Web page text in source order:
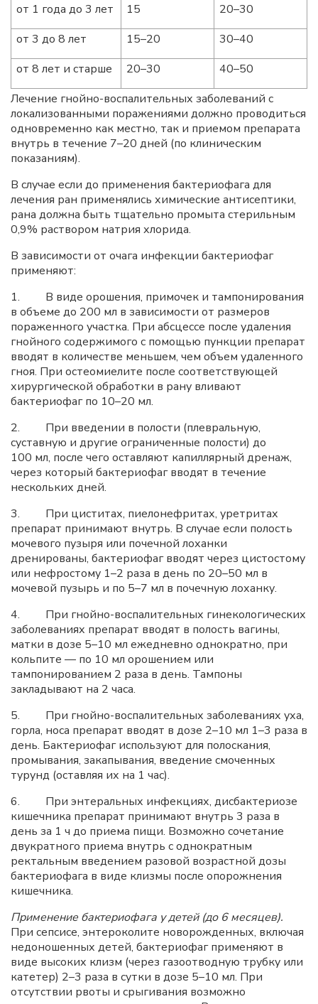
от 1 года до 3 лет 15
20–30
от 3 до 8 лет
15–20
30–40
от 8 лет и старше
20–30
40–50
Лечение гнойно-воспалительных заболеваний с
локализованными поражениями должно проводиться
одновременно как местно, так и приемом препарата
внутрь в течение 7–20 дней (по клиническим
показаниям).
В случае если до применения бактериофага для
лечения ран применялись химические антисептики,
рана должна быть тщательно промыта стерильным
0,9% раствором натрия хлорида.
В зависимости от очага инфекции бактериофаг
применяют:
1. В виде орошения, примочек и тампонирования
в объеме до 200 мл в зависимости от размеров
пораженного участка. При абсцессе после удаления
гнойного содержимого с помощью пункции препарат
вводят в количестве меньшем, чем объем удаленного
гноя. При остеомиелите после соответствующей
хирургической обработки в рану вливают
бактериофаг по 10–20 мл.
2. При введении в полости (плевральную,
суставную и другие ограниченные полости) до
100 мл, после чего оставляют капиллярный дренаж,
через который бактериофаг вводят в течение
нескольких дней.
3. При циститах, пиелонефритах, уретритах
препарат принимают внутрь. В случае если полость
мочевого пузыря или почечной лоханки
дренированы, бактериофаг вводят через цистостому
или нефростому 1–2 раза в день по 20–50 мл в
мочевой пузырь и по 5–7 мл в почечную лоханку.
4. При гнойно-воспалительных гинекологических
заболеваниях препарат вводят в полость вагины,
матки в дозе 5–10 мл ежедневно однократно, при
кольпите — по 10 мл орошением или
тампонированием 2 раза в день. Тампоны
закладывают на 2 часа.
5. При гнойно-воспалительных заболеваниях уха,
горла, носа препарат вводят в дозе 2–10 мл 1–3 раза в
день. Бактериофаг используют для полоскания,
промывания, закапывания, введение смоченных
турунд (оставляя их на 1 час).
6. При энтеральных инфекциях, дисбактериозе
кишечника препарат принимают внутрь 3 раза в
день за 1 ч до приема пищи. Возможно сочетание
двукратного приема внутрь с однократным
ректальным введением разовой возрастной дозы
бактериофага в виде клизмы после опорожнения
кишечника.
Применение бактериофага у детей (до 6 месяцев).
При сепсисе, энтероколите новорожденных, включая
недоношенных детей, бактериофаг применяют в
виде высоких клизм (через газоотводную трубку или
катетер) 2–3 раза в сутки в дозе 5–10 мл. При
отсутствии рвоты и срыгивания возможно